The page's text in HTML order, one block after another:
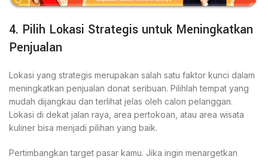
4. Pilih Lokasi Strategis untuk Meningkatkan
Penjualan
Lokasi yang strategis merupakan salah satu faktor kunci dalam
meningkatkan penjualan donat seribuan. Pilihlah tempat yang
mudah dijangkau dan terlihat jelas oleh calon pelanggan.
Lokasi di dekat jalan raya, area pertokoan, atau area wisata
kuliner bisa menjadi pilihan yang baik.
Pertimbangkan target pasar kamu. Jika ingin menargetkan